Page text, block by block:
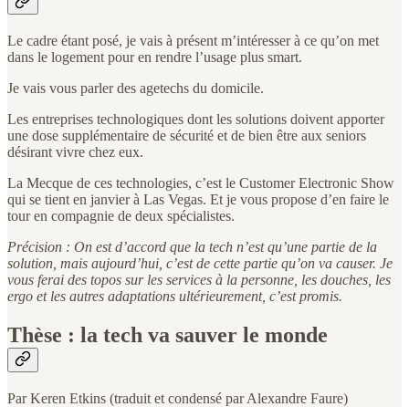
Le cadre étant posé, je vais à présent m’intéresser à ce qu’on met
dans le logement pour en rendre l’usage plus smart.
Je vais vous parler des agetechs du domicile.
Les entreprises technologiques dont les solutions doivent apporter
une dose supplémentaire de sécurité et de bien être aux seniors
désirant vivre chez eux.
La Mecque de ces technologies, c’est le Customer Electronic Show
qui se tient en janvier à Las Vegas. Et je vous propose d’en faire le
tour en compagnie de deux spécialistes.
Précision : On est d’accord que la tech n’est qu’une partie de la
solution, mais aujourd’hui, c’est de cette partie qu’on va causer. Je
vous ferai des topos sur les services à la personne, les douches, les
ergo et les autres adaptations ultérieurement, c’est promis.
Thèse : la tech va sauver le monde
Par Keren Etkins (traduit et condensé par Alexandre Faure)